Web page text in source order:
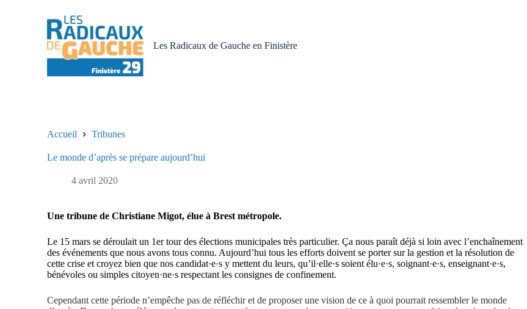
Les Radicaux de Gauche en Finistère
Accueil Tribunes
Le monde d’après se prépare aujourd’hui
4 avril 2020
Une tribune de Christiane Migot, élue à Brest métropole.
Le 15 mars se déroulait un 1er tour des élections municipales très particulier. Ça nous paraît déjà si loin avec l’enchaînement
des événements que nous avons tous connu. Aujourd’hui tous les efforts doivent se porter sur la gestion et la résolution de
cette crise et croyez bien que nos candidat·e·s y mettent du leurs, qu’il·elle·s soient élu·e·s, soignant·e·s, enseignant·e·s,
bénévoles ou simples citoyen·ne·s respectant les consignes de confinement.
Cependant cette période n’empêche pas de réfléchir et de proposer une vision de ce à quoi pourrait ressembler le monde